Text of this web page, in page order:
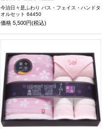
今治日々是ふわり バス・フェイス・ハンドタ
オルセット 64450
価格 5,500円(税込)